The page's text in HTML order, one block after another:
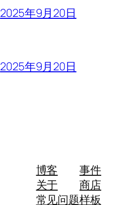
2025年9月20日
2025年9月20日
博客
关于
常见问题
事件
商店
样板